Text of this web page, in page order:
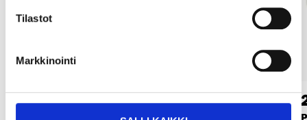
Tilastot
Markkinointi
2 3